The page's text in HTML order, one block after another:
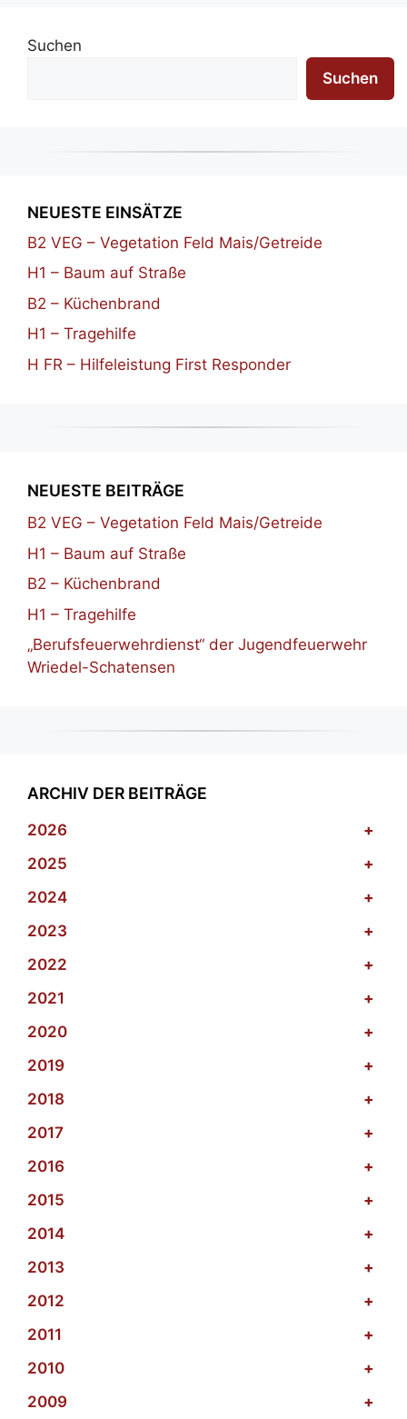
Suchen
Suchen
NEUESTE EINSÄTZE
B2 VEG – Vegetation Feld Mais/Getreide
H1 – Baum auf Straße
B2 – Küchenbrand
H1 – Tragehilfe
H FR – Hilfeleistung First Responder
NEUESTE BEITRÄGE
B2 VEG – Vegetation Feld Mais/Getreide
H1 – Baum auf Straße
B2 – Küchenbrand
H1 – Tragehilfe
„Berufsfeuerwehrdienst“ der Jugendfeuerwehr
Wriedel-Schatensen
ARCHIV DER BEITRÄGE
2026
+
2025
+
2024
+
2023
+
2022
+
2021
+
2020
+
2019
+
2018
+
2017
+
2016
+
2015
+
2014
+
2013
+
2012
+
2011
+
2010
+
2009
+